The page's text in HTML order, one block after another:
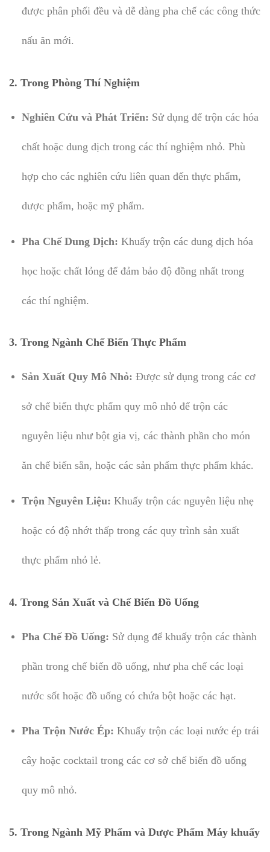
được phân phối đều và dễ dàng pha chế các công thức
nấu ăn mới.
2. Trong Phòng Thí Nghiệm
Nghiên Cứu và Phát Triển: Sử dụng để trộn các hóa
chất hoặc dung dịch trong các thí nghiệm nhỏ. Phù
hợp cho các nghiên cứu liên quan đến thực phẩm,
dược phẩm, hoặc mỹ phẩm.
Pha Chế Dung Dịch: Khuấy trộn các dung dịch hóa
học hoặc chất lỏng để đảm bảo độ đồng nhất trong
các thí nghiệm.
3. Trong Ngành Chế Biến Thực Phẩm
Sản Xuất Quy Mô Nhỏ: Được sử dụng trong các cơ
sở chế biến thực phẩm quy mô nhỏ để trộn các
nguyên liệu như bột gia vị, các thành phần cho món
ăn chế biến sẵn, hoặc các sản phẩm thực phẩm khác.
Trộn Nguyên Liệu: Khuấy trộn các nguyên liệu nhẹ
hoặc có độ nhớt thấp trong các quy trình sản xuất
thực phẩm nhỏ lẻ.
4. Trong Sản Xuất và Chế Biến Đồ Uống
Pha Chế Đồ Uống: Sử dụng để khuấy trộn các thành
phần trong chế biến đồ uống, như pha chế các loại
nước sốt hoặc đồ uống có chứa bột hoặc các hạt.
Pha Trộn Nước Ép: Khuấy trộn các loại nước ép trái
cây hoặc cocktail trong các cơ sở chế biến đồ uống
quy mô nhỏ.
5. Trong Ngành Mỹ Phẩm và Dược Phẩm Máy khuấy